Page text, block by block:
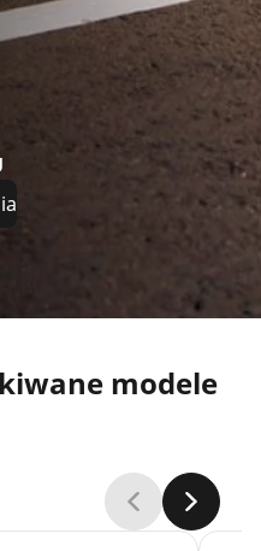
modele